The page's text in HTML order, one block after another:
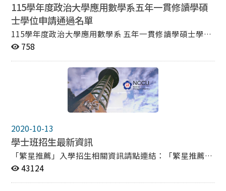
115學年度政治大學應用數學系五年一貫修讀學碩
士學位申請通過名單
115學年度政治大學應用數學系 五年一貫修讀學碩士學位
申請通過名單 編號 姓名 1 胡○茹 2 門○祐 備註： 上述同
業期限屆滿(含)前取得學士學位，並參加本校碩士班甄試
入學考試或一般生入學考試，經錄取後始正式取得碩士班
一貫修讀學、碩士學位鼓勵辦法。若有問題，請洽詢系辦
758
2020-10-13
學士班招生最新資訊
「繁星推薦」入學招生相關資訊請點連結：「繁星推薦」
「個人申請」入學招生相關資訊請點連結：「個人申請」
43124